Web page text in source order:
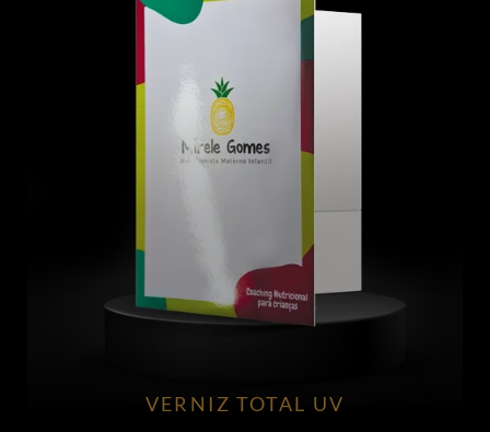
VERNIZ TOTAL UV